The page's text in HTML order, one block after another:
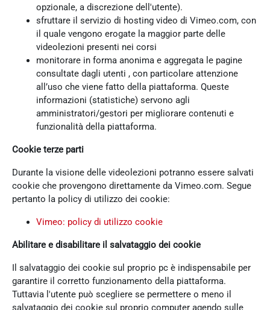
opzionale, a discrezione dell'utente).
sfruttare il servizio di hosting video di Vimeo.com, con
il quale vengono erogate la maggior parte delle
videolezioni presenti nei corsi
monitorare in forma anonima e aggregata le pagine
consultate dagli utenti , con particolare attenzione
all’uso che viene fatto della piattaforma. Queste
informazioni (statistiche) servono agli
amministratori/gestori per migliorare contenuti e
funzionalità della piattaforma.
Cookie terze parti
Durante la visione delle videolezioni potranno essere salvati
cookie che provengono direttamente da Vimeo.com. Segue
pertanto la policy di utilizzo dei cookie:
Vimeo: policy di utilizzo cookie
Abilitare e disabilitare il salvataggio dei cookie
Il salvataggio dei cookie sul proprio pc è indispensabile per
garantire il corretto funzionamento della piattaforma.
Tuttavia l'utente può scegliere se permettere o meno il
salvataggio dei cookie sul proprio computer agendo sulle